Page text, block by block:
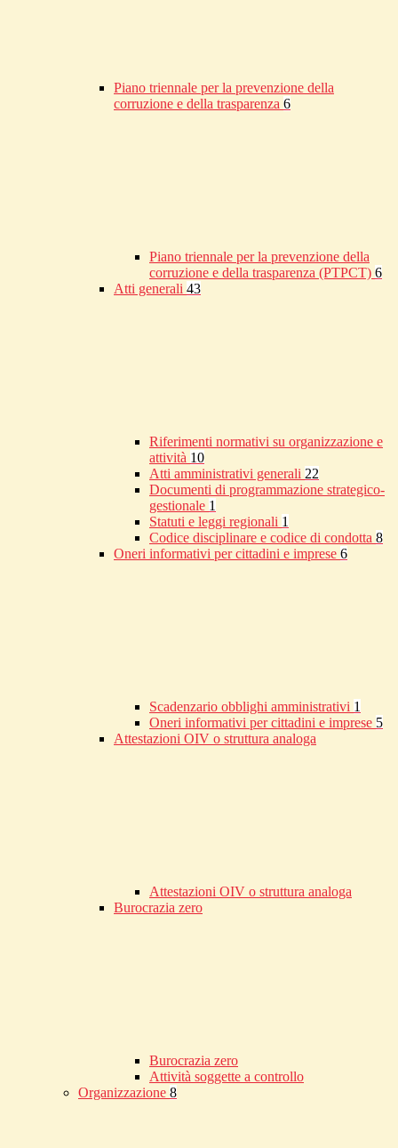
Piano triennale per la prevenzione della
corruzione e della trasparenza 6
Piano triennale per la prevenzione della
corruzione e della trasparenza (PTPCT) 6
Atti generali 43
Riferimenti normativi su organizzazione e
attività 10
Atti amministrativi generali 22
Documenti di programmazione strategico-
gestionale 1
Statuti e leggi regionali 1
Codice disciplinare e codice di condotta 8
Oneri informativi per cittadini e imprese 6
Scadenzario obblighi amministrativi 1
Oneri informativi per cittadini e imprese 5
Attestazioni OIV o struttura analoga
Attestazioni OIV o struttura analoga
Burocrazia zero
Burocrazia zero
Attività soggette a controllo
Organizzazione 8